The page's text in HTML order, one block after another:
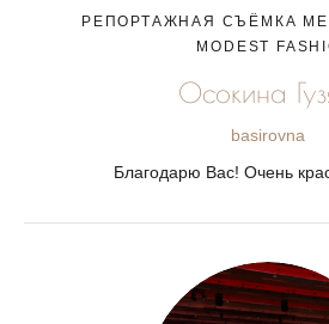
РЕПОРТАЖНАЯ СЪЁМКА
MODEST
Осокина
basirovna
Благодарю Вас! Очень